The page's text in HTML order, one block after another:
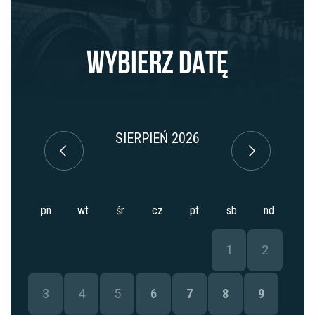
WYBIERZ DATĘ
SIERPIEŃ 2026
pn wt śr cz pt sb nd
1 2
3 4 5 6 7 8 9